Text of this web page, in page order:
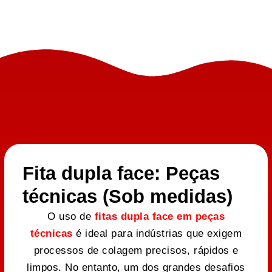
Fita dupla face: Peças
técnicas (Sob medidas)
O uso de fitas dupla face em peças
técnicas é ideal para indústrias que exigem
processos de colagem precisos, rápidos e
limpos. No entanto, um dos grandes desafios